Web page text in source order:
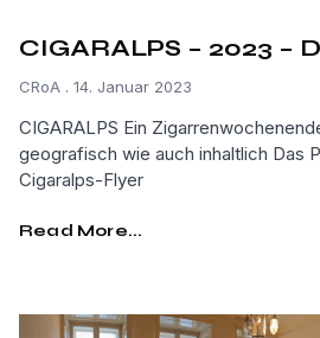
CIGARALPS – 2023 –
CRoA 14. Januar 2023
CIGARALPS Ein
geografisch wie auch inhaltlich Das
Cigaralps-Flyer
Read More...